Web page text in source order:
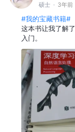
硕士 · 3年前
#我的宝藏书籍#
这本书让我了解
入门。